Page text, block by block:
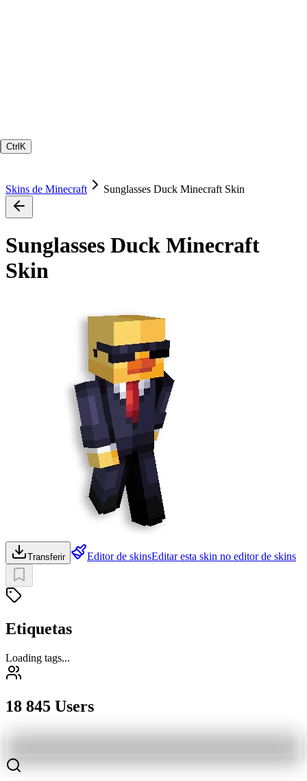
Ctrl K
Skins de Minecraft Sunglasses Duck Minecraft Skin
Sunglasses Duck Minecraft
Skin
Transferir Editor de skinsEditar esta skin no editor de skins
Etiquetas
Loading tags...
18 845 Users